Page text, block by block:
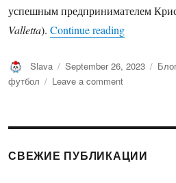
успешным предпринимателем
Valletta).Continue reading“Ревью:
Author
Slava
Posted
on
September 26, 2023
футбол
Leave a commenton
Works
Chris
Valletta
СВЕЖИЕ ПУБЛИКАЦИИ